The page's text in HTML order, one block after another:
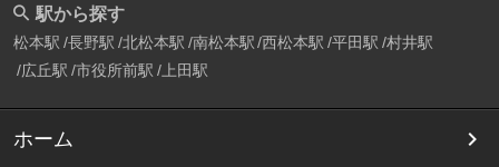
駅から探す
松本駅 長野駅 北松本駅 南松本駅 西松本駅 平田駅 村井駅
広丘駅 市役所前駅 上田駅
ホーム